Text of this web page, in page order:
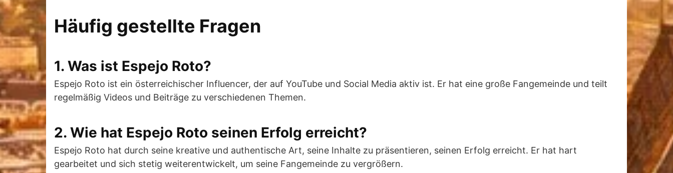
Häufig gestellte Fragen
1. Was ist Espejo Roto?
Espejo Roto ist ein österreichischer Influencer, der auf YouTube und Social Media aktiv ist. Er hat eine große Fangemeinde und teilt
regelmäßig Videos und Beiträge zu verschiedenen Themen.
2. Wie hat Espejo Roto seinen Erfolg erreicht?
Espejo Roto hat durch seine kreative und authentische Art, seine Inhalte zu präsentieren, seinen Erfolg erreicht. Er hat hart
gearbeitet und sich stetig weiterentwickelt, um seine Fangemeinde zu vergrößern.